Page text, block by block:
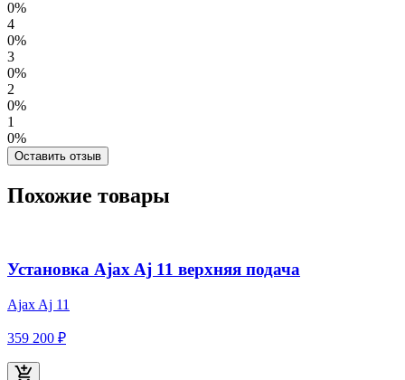
0%
4
0%
3
0%
2
0%
1
0%
Оставить отзыв
Похожие товары
Установка Ajax Aj 11 верхняя подача
Ajax Aj 11
359 200 ₽